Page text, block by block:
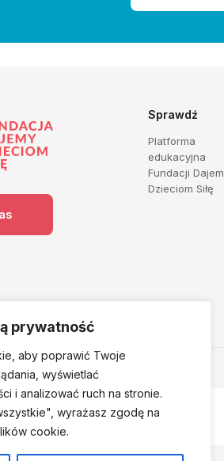
prywatność
aby poprawić Twoje
wyświetlać
i analizować ruch na stronie.
wyrażasz zgodę na
cookie.
Sprawdź
Platforma
edukacyjna
Fundacji
Dzieciom Siłę